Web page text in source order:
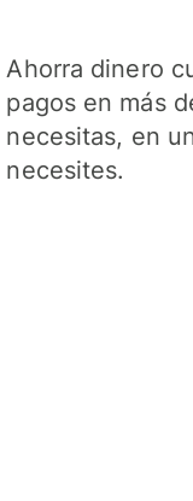
Ahorra dinero
pagos en más
necesitas, en
necesites.